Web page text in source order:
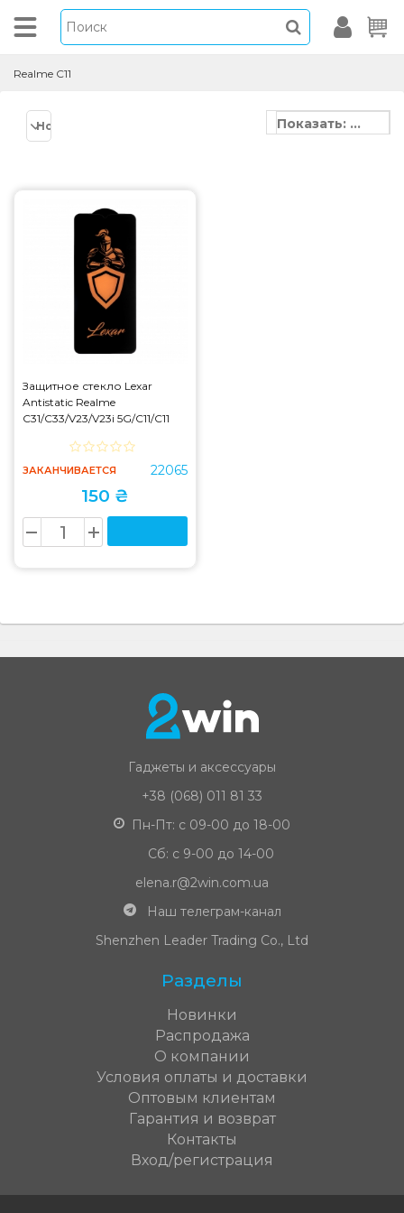
Realme C11
Новинки Показать: 20
Защитное стекло Lexar
Antistatic Realme
C31/C33/V23/V23i 5G/C11/C11
ЗАКАНЧИВАЕТСЯ 22065
150 ₴
Гаджеты и аксессуары
+38 (068) 011 81 33
Пн-Пт: с 09-00 до 18-00
Сб: с 9-00 до 14-00
elena.r@2win.com.ua
Наш телеграм-канал
Shenzhen Leader Trading Co., Ltd
Разделы
Новинки
Распродажа
О компании
Условия оплаты и доставки
Оптовым клиентам
Гарантия и возврат
Контакты
Вход/регистрация